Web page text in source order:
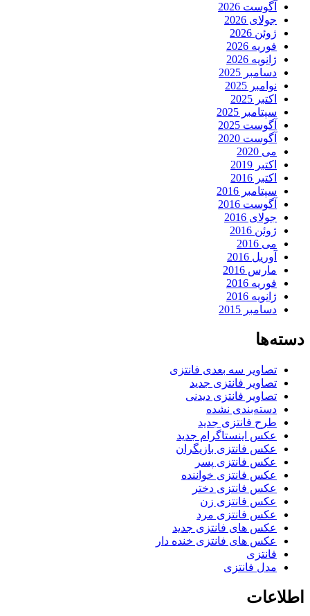
آگوست 2026
جولای 2026
ژوئن 2026
فوریه 2026
ژانویه 2026
دسامبر 2025
نوامبر 2025
اکتبر 2025
سپتامبر 2025
آگوست 2025
آگوست 2020
می 2020
اکتبر 2019
اکتبر 2016
سپتامبر 2016
آگوست 2016
جولای 2016
ژوئن 2016
می 2016
آوریل 2016
مارس 2016
فوریه 2016
ژانویه 2016
دسامبر 2015
دسته‌ها
تصاویر سه بعدی فانتزی
تصاویر فانتزی جدید
تصاویر فانتزی دیدنی
دسته‌بندی نشده
طرح فانتزی جدید
عکس اینستاگرام جدید
عکس فانتزی بازیگران
عکس فانتزی پسر
عکس فانتزی خواننده
عکس فانتزی دختر
عکس فانتزی زن
عکس فانتزی مرد
عکس های فانتزی جدید
عکس های فانتزی خنده دار
فانتزی
مدل فانتزی
اطلاعات